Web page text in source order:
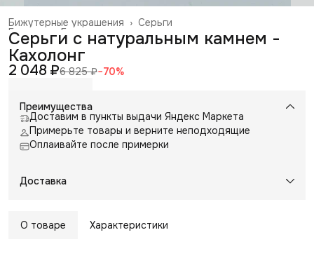
Серьги
Бижутерные украшения ›
Галантерея и аксессуары
Главная ›
Серьги с натуральным камнем -
Кахолонг
2 048 ₽6 825 ₽−70%
Преимущества
Доставим в пункты выдачи Яндекс Маркета
Примерьте товары и верните неподходящие
Оплаивайте после примерки
Доставка
О товаре Характеристики